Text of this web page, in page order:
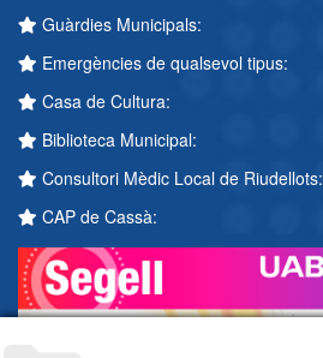
Guàrdies Municipals:
Emergències de qualsevol tipus:
Casa de Cultura:
Biblioteca Municipal:
Consultori Mèdic Local de Riudellots:
CAP de Cassà: